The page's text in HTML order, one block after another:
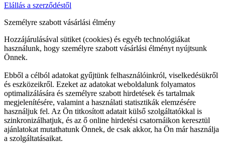
Elállás a szerződéstől
Személyre szabott vásárlási élmény
Hozzájárulásával sütiket (cookies) és egyéb technológiákat
használunk, hogy személyre szabott vásárlási élményt nyújtsunk
Önnek.
Ebből a célból adatokat gyűjtünk felhasználóinkról, viselkedésükről
és eszközeikről. Ezeket az adatokat weboldalunk folyamatos
optimalizálására és személyre szabott hirdetések és tartalmak
megjelenítésére, valamint a használati statisztikák elemzésére
használjuk fel. Az Ön titkosított adatait külső szolgáltatókkal is
szinkronizálhatjuk, és az ő online hirdetési csatornáikon keresztül
ajánlatokat mutathatunk Önnek, de csak akkor, ha Ön már használja
a szolgáltatásaikat.